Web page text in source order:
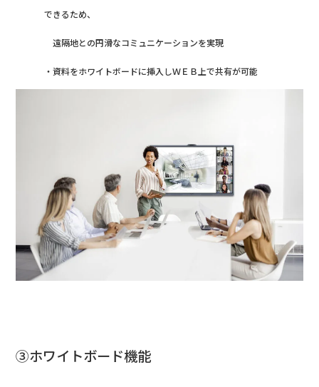
できるため、
遠隔地との円滑なコミュニケーションを実現
・資料をホワイトボードに挿入しＷＥＢ上で共有が可能
③ホワイトボード機能